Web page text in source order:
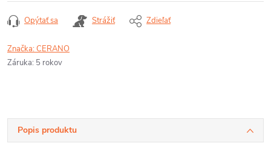
Opýtať sa Strážiť Zdieľať
Značka:CERANO
Záruka: 5 rokov
Popis produktu